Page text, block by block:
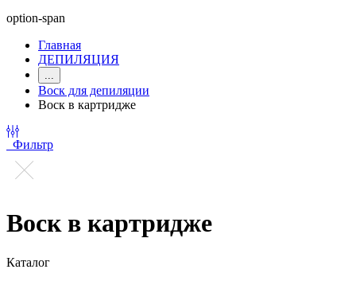
option-span
Главная
ДЕПИЛЯЦИЯ
...
Воск для депиляции
Воск в картридже
Фильтр
Воск в картридже
Каталог